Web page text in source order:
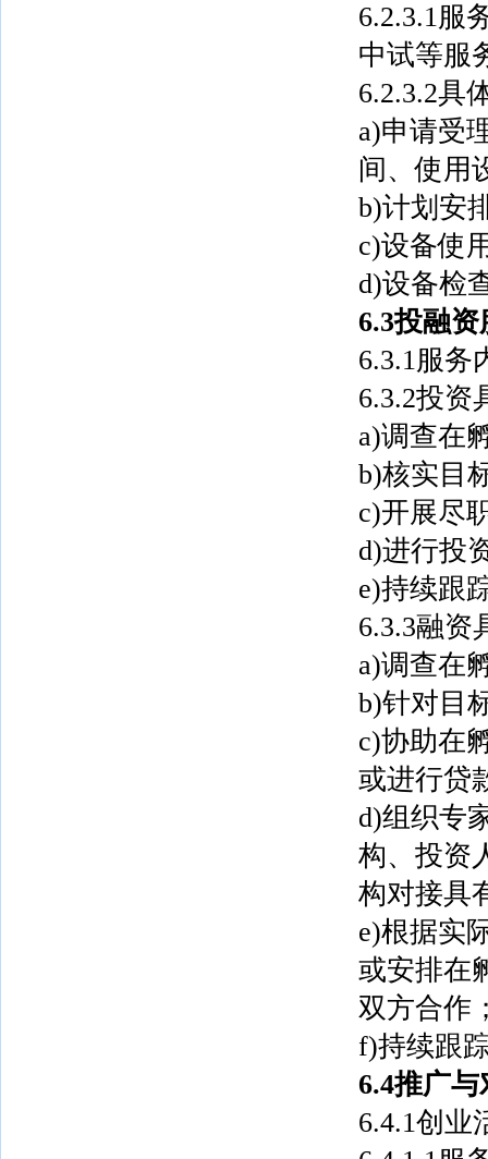
6.2.3.1服
中试等服
6.2.3.2具
a)申请受
间、使用
b)计划安
c)设备使
d)设备检
6.3投融资
6.3.1服务
6.3.2投资
a)调查在
b)核实目
c)开展尽
d)进行投
e)持续跟
6.3.3融资
a)调查在
b)针对目
c)协助在
或进行贷
d)组织专
构、投资
构对接具
e)根据实
或安排在
双方合作
f)持续跟
6.4推广
6.4.1创业